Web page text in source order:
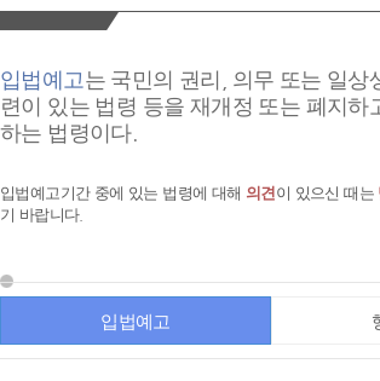
입법예고는 국민의 권리, 의무 또는 일상
련이 있는 법령 등을 재개정 또는 폐지하
하는 법령이다.
입법예고기간 중에 있는 법령에 대해 의견이 있으신 때는
기 바랍니다.
입법예고